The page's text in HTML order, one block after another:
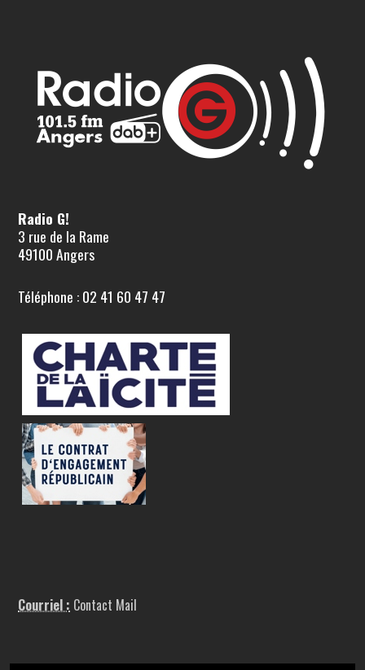
Radio G!
3 rue de la Rame
49100 Angers
Téléphone : 02 41 60 47 47
Courriel : Contact Mail